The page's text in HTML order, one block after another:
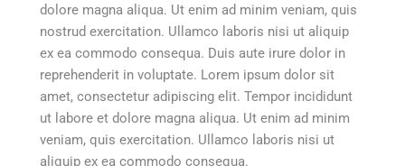
dolore magna aliqua. Ut enim ad minim veniam, quis
nostrud exercitation. Ullamco laboris nisi ut aliquip
ex ea commodo consequa. Duis aute irure dolor in
reprehenderit in voluptate. Lorem ipsum dolor sit
amet, consectetur adipiscing elit. Tempor incididunt
ut labore et dolore magna aliqua. Ut enim ad minim
veniam, quis exercitation. Ullamco laboris nisi ut
aliquip ex ea commodo consequa.